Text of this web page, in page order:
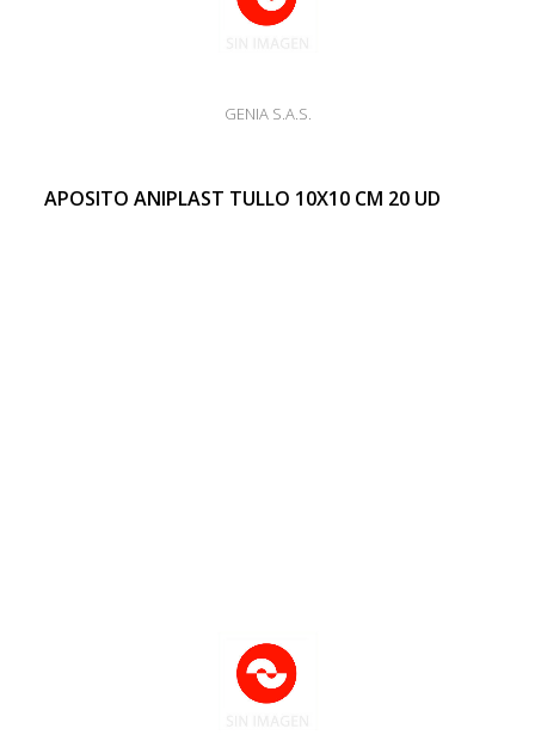
GENIA S.A.S.
APOSITO ANIPLAST TULLO 10X10 CM 20 UD